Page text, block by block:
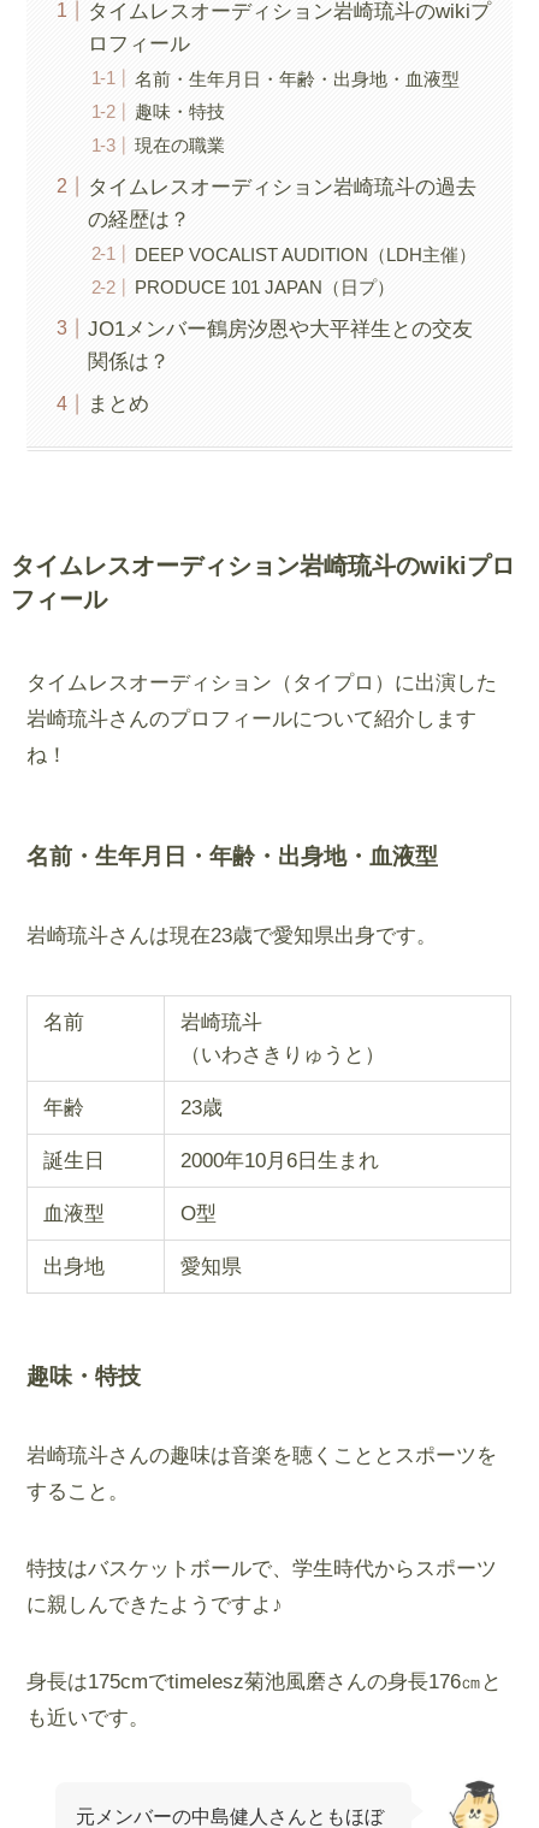
タイムレスオーディション岩崎琉斗のwikiプ
ロフィール
名前・生年月日・年齢・出身地・血液型
趣味・特技
現在の職業
タイムレスオーディション岩崎琉斗の過去
の経歴は？
DEEP VOCALIST AUDITION（LDH主催）
PRODUCE 101 JAPAN（日プ）
JO1メンバー鶴房汐恩や大平祥生との交友
関係は？
まとめ
タイムレスオーディション岩崎琉斗のwikiプロ
フィール
タイムレスオーディション（タイプロ）に出演した
岩崎琉斗さんのプロフィールについて紹介します
ね！
名前・生年月日・年齢・出身地・血液型
岩崎琉斗さんは現在23歳で愛知県出身です。
名前
岩崎琉斗
（いわさきりゅうと）
年齢 23歳
誕生日 2000年10月6日生まれ
血液型 O型
出身地 愛知県
趣味・特技
岩崎琉斗さんの趣味は音楽を聴くこととスポーツを
すること。
特技はバスケットボールで、学生時代からスポーツ
に親しんできたようです​よ♪
身長は175cmでtimelesz菊池風磨さんの身長176㎝と
も近いです。
元メンバーの中島健人さんともほぼ